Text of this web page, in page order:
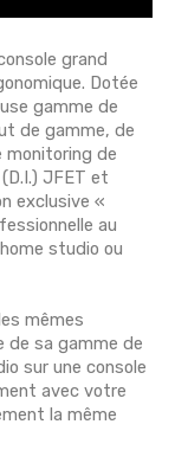
grand
Dotée
gamme de
de gamme, de
monitoring de
JFET et
exclusive «
au
studio ou
mêmes
de sa gamme de
sur une console
avec votre
la même